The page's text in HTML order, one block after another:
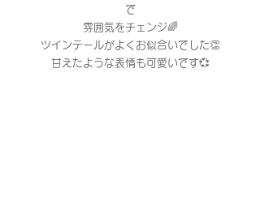
で
雰囲気をチェンジ🌈
ツインテールがよくお似合いでした👏
甘えたような表情も可愛いです💞